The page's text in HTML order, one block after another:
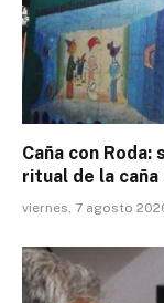
Caña con
ritual de la caña
viernes, 7 agosto